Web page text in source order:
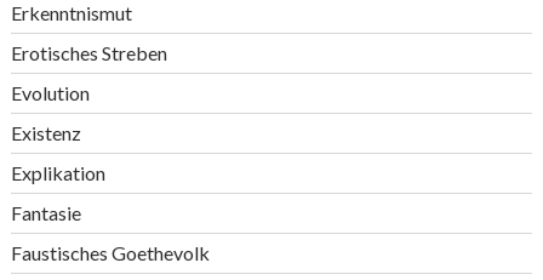
Erkenntnismut
Erotisches Streben
Evolution
Existenz
Explikation
Fantasie
Faustisches Goethevolk